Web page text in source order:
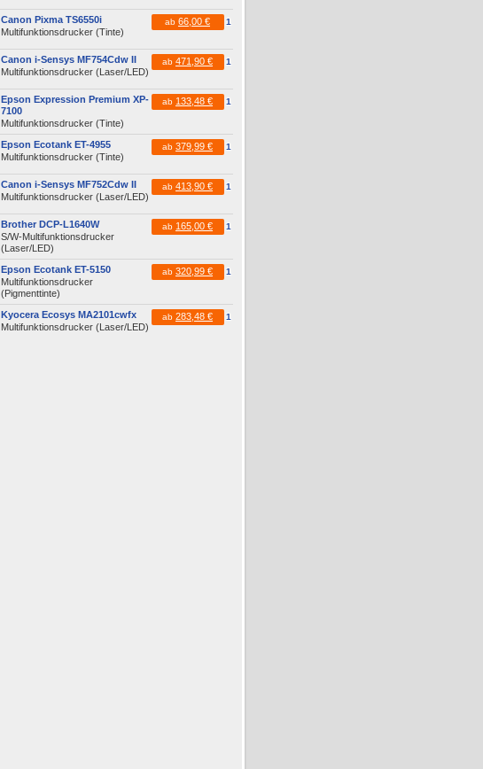
ab 66,00 € 1
Canon Pixma TS6550i
Multifunktionsdrucker (Tinte)
ab 471,90 € 1
Canon i-Sensys MF754Cdw II
Multifunktionsdrucker (Laser/LED)
ab 133,48 € 1
Epson Expression Premium XP-
7100
Multifunktionsdrucker (Tinte)
ab 379,99 € 1
Epson Ecotank ET-4955
Multifunktionsdrucker (Tinte)
ab 413,90 € 1
Canon i-Sensys MF752Cdw II
Multifunktionsdrucker (Laser/LED)
ab 165,00 € 1
Brother DCP-L1640W
S/W-Multifunktionsdrucker
(Laser/LED)
ab 320,99 € 1
Epson Ecotank ET-5150
Multifunktionsdrucker
(Pigmenttinte)
ab 283,48 € 1
Kyocera Ecosys MA2101cwfx
Multifunktionsdrucker (Laser/LED)